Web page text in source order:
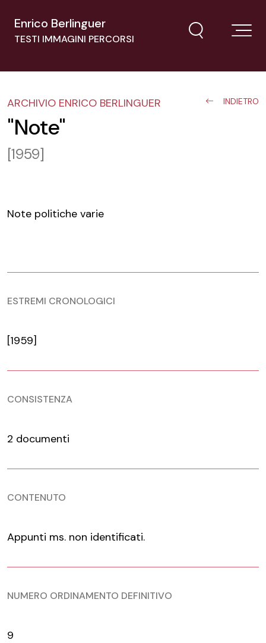
Enrico Berlinguer
TESTI IMMAGINI PERCORSI
ARCHIVIO ENRICO BERLINGUER INDIETRO
"Note"
[1959]
Note politiche varie
ESTREMI CRONOLOGICI
[1959]
CONSISTENZA
2 documenti
CONTENUTO
Appunti ms. non identificati.
NUMERO ORDINAMENTO DEFINITIVO
9